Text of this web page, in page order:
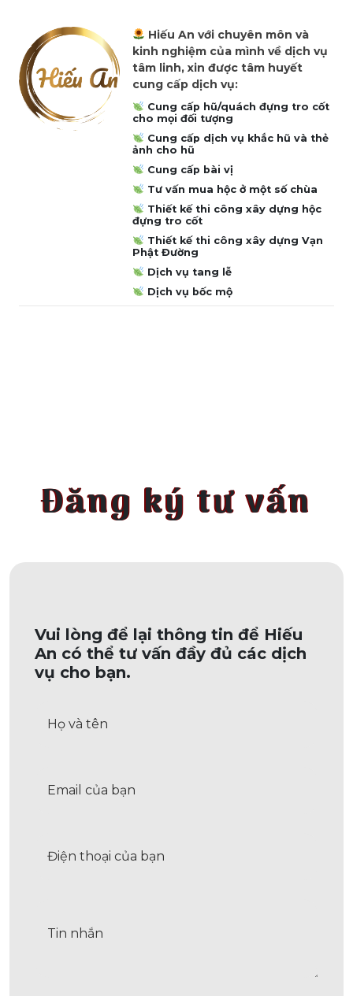
Hiếu An với chuyên môn và
kinh nghiệm của mình về dịch vụ
tâm linh, xin được tâm huyết
cung cấp dịch vụ:
Cung cấp hũ/quách đựng tro cốt
cho mọi đối tượng
Cung cấp dịch vụ khắc hũ và thẻ
ảnh cho hũ
Cung cấp bài vị
Tư vấn mua hộc ở một số chùa
Thiết kế thi công xây dựng hộc
đựng tro cốt
Thiết kế thi công xây dựng Vạn
Phật Đường
Dịch vụ tang lễ
Dịch vụ bốc mộ
Đăng ký tư vấn
Vui lòng để lại thông tin để Hiếu
An có thể tư vấn đầy đủ các dịch
vụ cho bạn.